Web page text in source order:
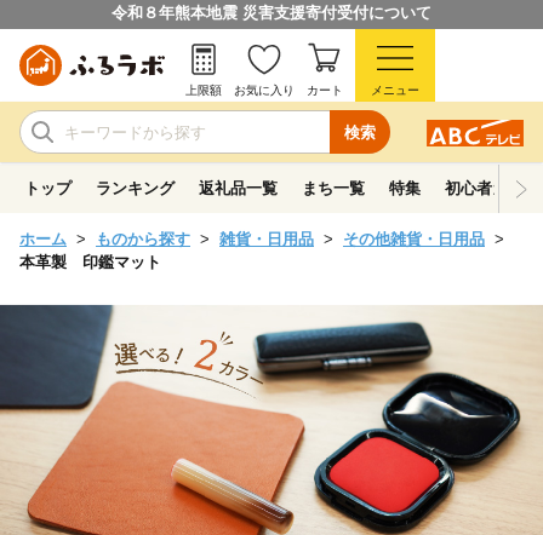
令和８年熊本地震 災害支援寄付受付について
検索
上限額 お気に入り カート メニュー
トップ ランキング 返礼品一覧 まち一覧 特集 初心者ガイド
ホーム ものから探す 雑貨・日用品
その他雑貨・日用品
本革製 印鑑マット